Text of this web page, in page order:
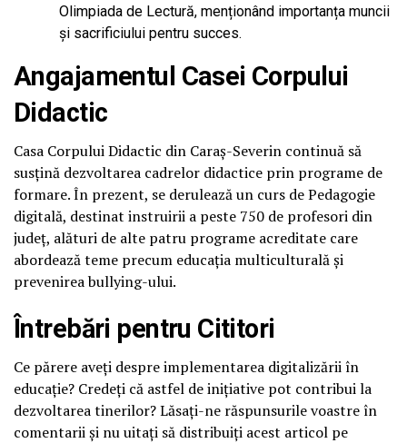
Olimpiada de Lectură, menționând importanța muncii
și sacrificiului pentru succes.
Angajamentul Casei Corpului
Didactic
Casa Corpului Didactic din Caraș-Severin continuă să
susțină dezvoltarea cadrelor didactice prin programe de
formare. În prezent, se derulează un curs de Pedagogie
digitală, destinat instruirii a peste 750 de profesori din
județ, alături de alte patru programe acreditate care
abordează teme precum educația multiculturală și
prevenirea bullying-ului.
Întrebări pentru Cititori
Ce părere aveți despre implementarea digitalizării în
educație? Credeți că astfel de inițiative pot contribui la
dezvoltarea tinerilor? Lăsați-ne răspunsurile voastre în
comentarii și nu uitați să distribuiți acest articol pe